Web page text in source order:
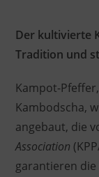
Der kultivierte
Tradition und
Kampot-
Kambodscha,
angebaut, die
Association
garantieren